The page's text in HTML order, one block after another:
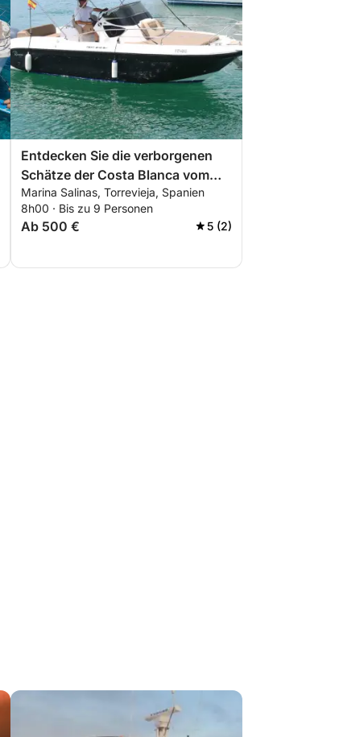
Entdecken Sie die verborgenen
Schätze der Costa Blanca vom
Meer aus
Marina Salinas, Torrevieja, Spanien
8h00 · Bis zu 9 Personen
Ab 500 € 5 (2)